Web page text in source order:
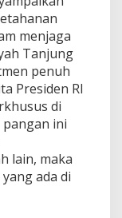
menjaga
Tanjung
penuh
Presiden RI
di
ini
lain, maka
ada di